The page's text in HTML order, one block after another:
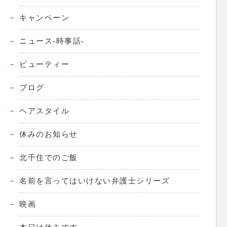
キャンペーン
ニュース-時事話-
ビューティー
ブログ
ヘアスタイル
休みのお知らせ
北千住でのご飯
名前を言ってはいけない弁護士シリーズ
映画